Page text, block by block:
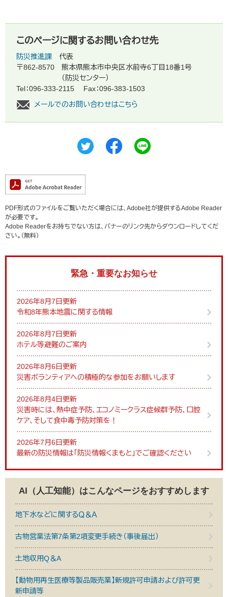
このページに関するお問い合わせ先
防災推進課
代表
〒862-8570
熊本県熊本市中央区水前寺6丁目18番1号
（防災センター）
Tel：096-333-2115
Fax：096-383-1503
メールでのお問い合わせはこちら
PDF形式のファイルをご覧いただく場合には、Adobe社が提供するAdobe Reader
が必要です。
Adobe Readerをお持ちでない方は、バナーのリンク先からダウンロードしてくだ
さい。（無料）
緊急・重要なお知らせ
2026年8月7日更新
令和8年熊本地震に関する情報
2026年8月7日更新
ホテル等避難のご案内
2026年8月6日更新
災害ボランティアへの積極的な参加をお願いします
2026年8月4日更新
災害時には、熱中症予防、エコノミークラス症候群予防、口腔
ケア、そして食中毒予防対策を！
2026年7月6日更新
最新の防災情報は「防災情報くまもと」でご確認ください
AI（人工知能）はこんなページをおすすめします
地下水などに関するＱ＆Ａ
古物営業法第7条第2項変更手続き（事後届出）
土地収用Q＆A
【動物用再生医療等製品販売業】新規許可申請および許可更
新申請等